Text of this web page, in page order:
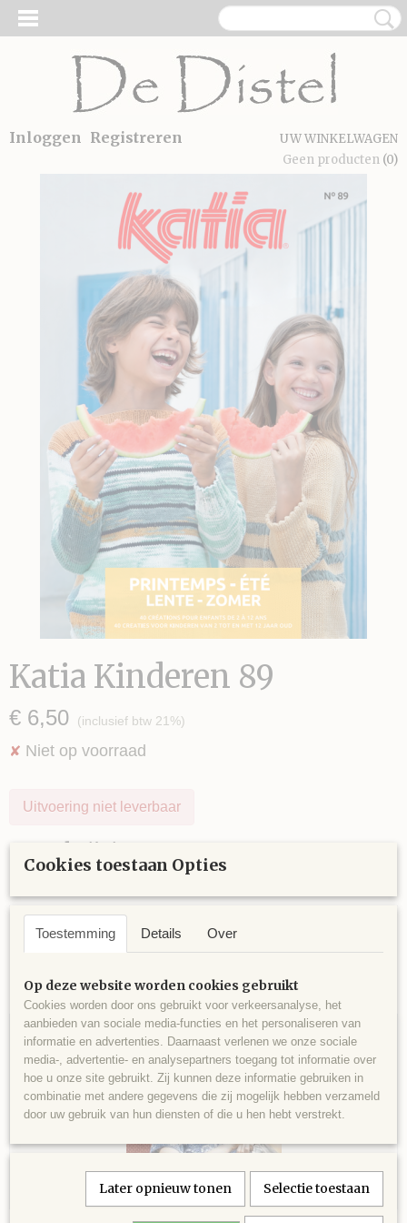
Inloggen Registreren
UW WINKELWAGEN
Geen producten (0)
Katia Kinderen 89
€ 6,50 (inclusief btw 21%)
✘ Niet op voorraad
Uitvoering niet leverbaar
Omschrijving
Ook interessant
Cookies toestaan Opties
Toestemming Details Over
Op deze website worden cookies gebruikt
Cookies worden door ons gebruikt voor verkeersanalyse, het
aanbieden van sociale media-functies en het personaliseren van
informatie en advertenties. Daarnaast verlenen we onze sociale
media-, advertentie- en analysepartners toegang tot informatie over
hoe u onze site gebruikt. Zij kunnen deze informatie gebruiken in
combinatie met andere gegevens die zij mogelijk hebben verzameld
door uw gebruik van hun diensten of die u hen hebt verstrekt.
Later opnieuw tonen Selectie toestaan